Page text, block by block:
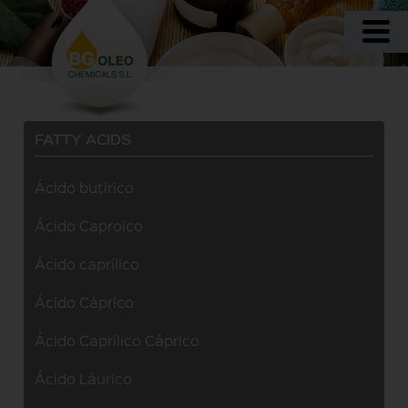
FATTY ACIDS
Ácido butírico
Ácido Caproico
Ácido caprílico
Ácido Cáprico
Ácido Caprílico Cáprico
Ácido Láurico